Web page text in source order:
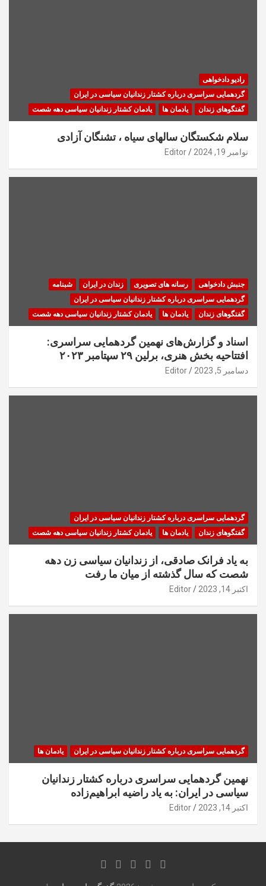
رادیو دادخواهی
گردهمایی سراسری درباره کشتار زندانیان سیاسی در ایران
گفتگوهای زندان
یادمان ها یادمان کشتار زندانیان سیاسی دهه شصت
سلام شکستگان سالهای سیاه ، تشنگان آزادی
نوامبر 19, 2024 Editor
جنبش دادخواهی رسانه های تصویری زندان در ایران
شبنامه
گردهمایی سراسری درباره کشتار زندانیان سیاسی در ایران
گفتگوهای زندان
یادمان ها یادمان کشتار زندانیان سیاسی دهه شصت
اسناد و گزارش‌های نهمین گردهمایی سراسری:
افتتاحیه بخش هنری، برلین ۲۹ سپتامبر ۲۰۲۳
دسامبر 5, 2023 Editor
گردهمایی سراسری درباره کشتار زندانیان سیاسی در ایران
گفتگوهای زندان
یادمان ها یادمان کشتار زندانیان سیاسی دهه شصت
به یاد فرانک صادقی، از زندانیان سیاسی زن دهه
شصت که سال گذشته از میان ما رفت
اکتبر 14, 2023 Editor
گردهمایی سراسری درباره کشتار زندانیان سیاسی در ایران یادمان ها
نهمین گردهمایی سراسری درباره کشتار زندانیان
سیاسی در ایران: به یاد راضیه ابراهیم‌زاده
اکتبر 14, 2023 Editor